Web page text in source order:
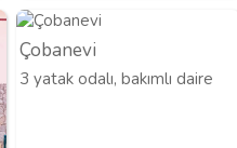
Çobanevi
3 yatak odalı, bakımlı daire